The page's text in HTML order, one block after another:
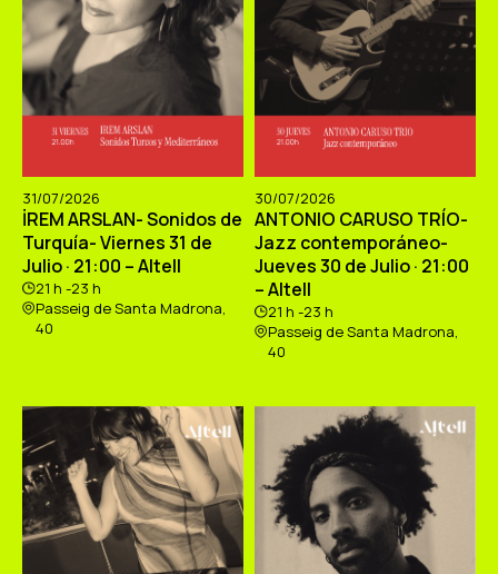
31/07/2026
İREM ARSLAN- Sonidos de
Turquía- Viernes 31 de
Julio · 21:00 – Altell
21 h -23 h
Passeig de Santa Madrona,
40
30/07/2026
ANTONIO CARUSO TRÍO-
Jazz contemporáneo-
Jueves 30 de Julio · 21:00
– Altell
21 h -23 h
Passeig de Santa Madrona,
40